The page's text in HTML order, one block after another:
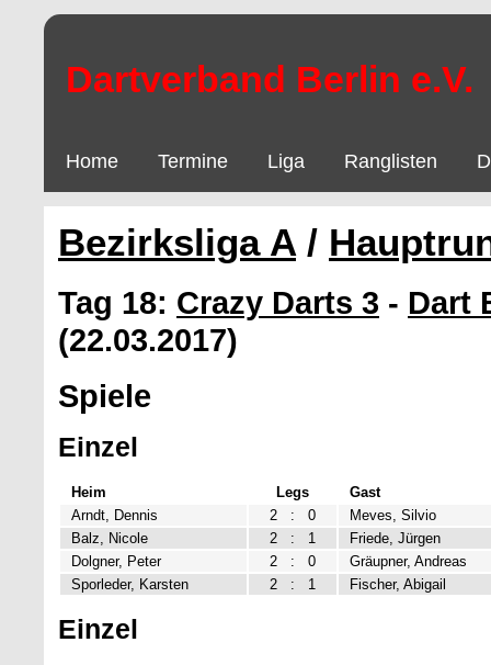
Dartverband Berlin e.V.
Home Termine Liga Ranglisten
Bezirksliga A /
Tag 18: Crazy Darts 3 - Dart
(22.03.2017)
Spiele
Einzel
Heim Legs
Gast
Arndt, Dennis
2 : 0
Meves, Silvio
Balz, Nicole
2 : 1
Friede, Jürgen
Dolgner, Peter
2 : 0
Gräupner, Andreas
Sporleder, Karsten
2 : 1 Fischer, Abigail
Einzel